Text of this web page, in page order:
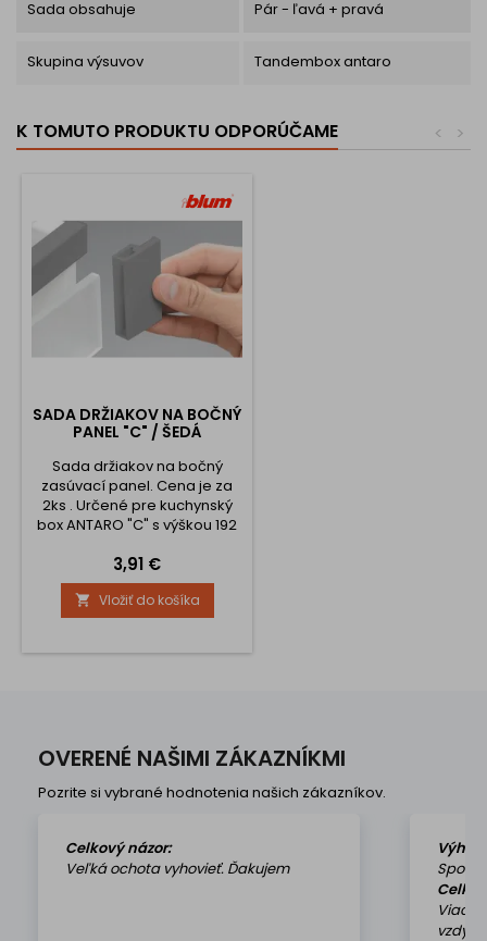
Sada obsahuje Pár - ľavá + pravá
Skupina výsuvov Tandembox antaro
K TOMUTO PRODUKTU ODPORÚČAME >
<
SADA DRŽIAKOV NA BOČNÝ
PANEL "C" / ŠEDÁ
Sada držiakov na bočný
zasúvací panel. Cena je za
2ks . Určené pre kuchynský
box ANTARO "C" s výškou 192
Cena
3,91 €
 Vložiť do košíka
OVERENÉ NAŠIMI ZÁKAZNÍKMI
Pozrite si vybrané hodnotenia našich zákazníkov.
Celkový názor:
Veľká ochota vyhovieť. Ďakujem
vzdy k